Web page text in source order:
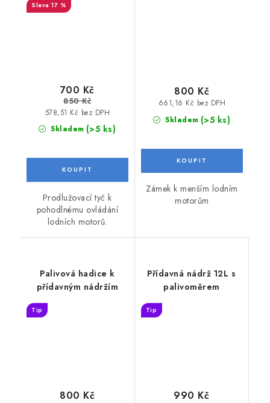
17 %
Skladem (>5 ks)
578,51 Kč bez DPH
700 Kč
850 Kč
Prodlužovací tyč k
pohodlnému ovládání
lodních motorů.
Skladem (>5 ks)
661,16 Kč bez DPH
800 Kč
Zámek k menším lodním
motorům
Palivová hadice k
přídavným nádržím
Tip
800 Kč
Přídavná nádrž 12L s
palivoměrem
Tip
990 Kč